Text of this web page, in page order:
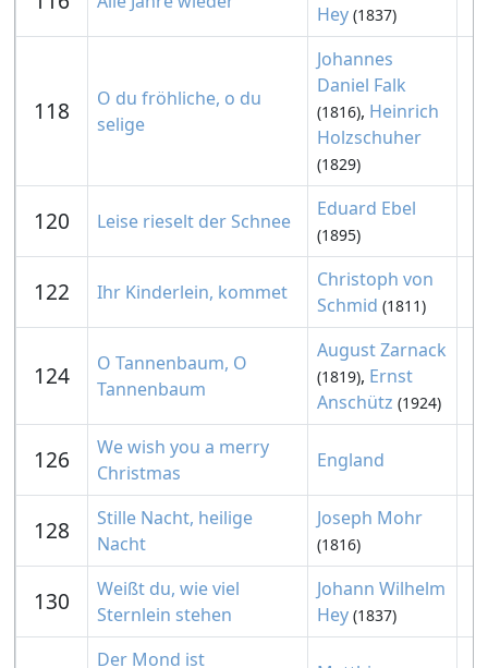
Hey (1837)
118
O du fröhliche, o du
selige
Johannes
Daniel Falk
(1816), Heinrich
Holzschuher
(1829)
120 Leise rieselt der Schnee
Eduard Ebel
(1895)
122 Ihr Kinderlein, kommet
Christoph von
Schmid (1811)
124
O Tannenbaum, O
Tannenbaum
August Zarnack
(1819), Ernst
Anschütz (1924)
126
We wish you a merry
Christmas
England
128
Stille Nacht, heilige
Nacht
Joseph Mohr
(1816)
130
Weißt du, wie viel
Sternlein stehen
Johann Wilhelm
Hey (1837)
Der Mond ist